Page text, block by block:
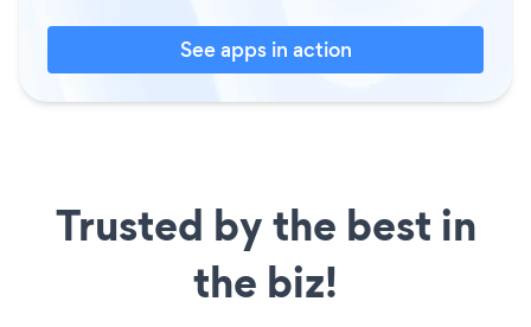
See apps in action
Trusted by the best in
the biz!